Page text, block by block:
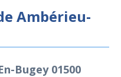
Ambérieu-
Bugey 01500